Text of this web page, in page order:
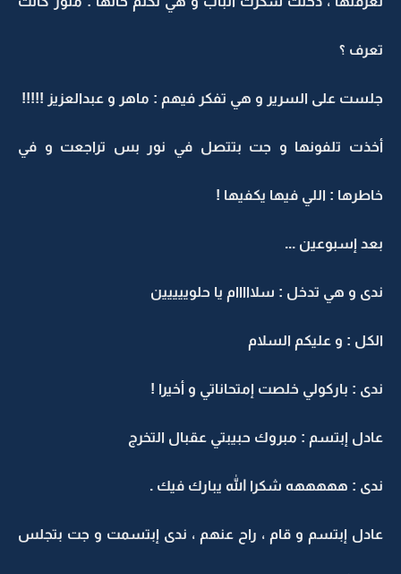
تعرف ؟
جلست على السرير و هي تفكر فيهم : ماهر و عبدالعزيز !!!!!
أخذت تلفونها و جت بتتصل في نور بس تراجعت و في
خاطرها : اللي فيها يكفيها !
بعد إسبوعين ...
ندى و هي تدخل : سلااااام يا حلوييييين
الكل : و عليكم السلام
ندى : باركولي خلصت إمتحاناتي و أخيرا !
عادل إبتسم : مبروك حبيبتي عقبال التخرج
ندى : هههههه شكرا الله يبارك فيك .
عادل إبتسم و قام ، راح عنهم ، ندى إبتسمت و جت بتجلس